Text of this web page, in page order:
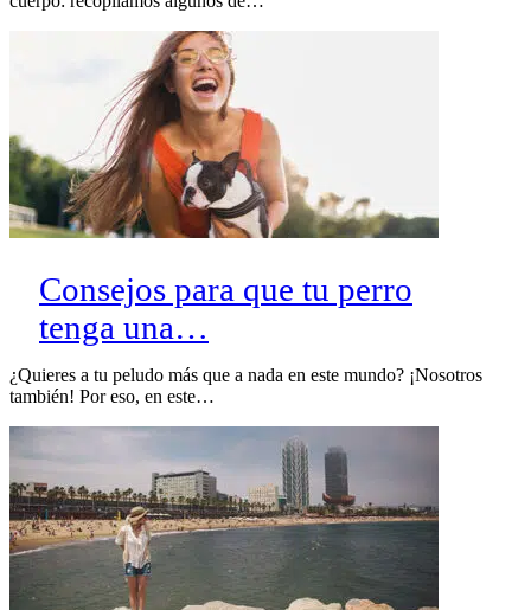
Consejos para que tu perro
tenga una…
¿Quieres a tu peludo más que a nada en este mundo? ¡Nosotros
también! Por eso, en este…